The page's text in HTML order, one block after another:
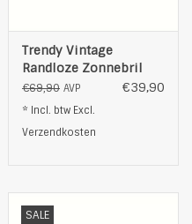
Trendy Vintage
Randloze Zonnebril
Met Rechthoekig
Metalen Frame, blauw
€69,90 AVP €39,90
* Incl. btw Excl.
Verzendkosten
SALE